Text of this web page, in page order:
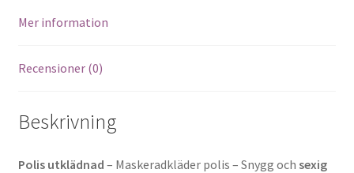
Mer information
Recensioner (0)
Beskrivning
Polis utklädnad – Maskeradkläder polis – Snygg och sexig